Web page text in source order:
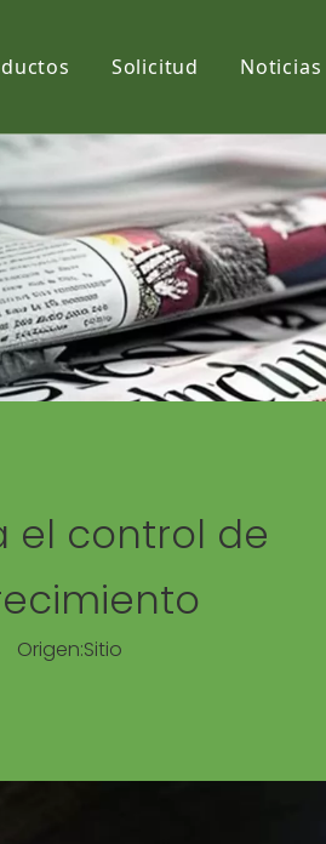
Net
Solicitud Noticias
el control de
Origen:Sitio